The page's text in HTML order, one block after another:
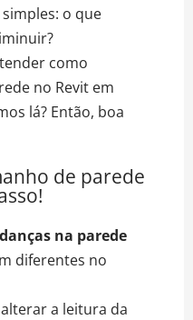
o que
como
no Revit em
lá? Então, boa
de parede
na parede
diferentes no
a leitura da